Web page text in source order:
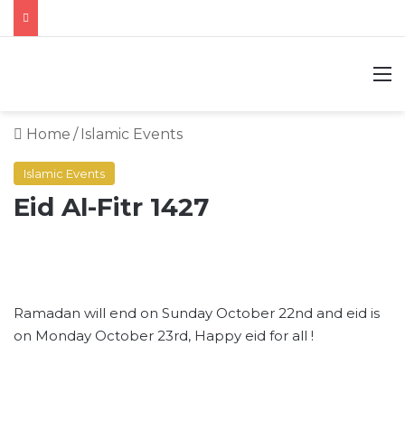
Home / Islamic Events
Islamic Events
Eid Al-Fitr 1427
Ramadan will end on Sunday October 22nd and eid is
on Monday October 23rd, Happy eid for all !